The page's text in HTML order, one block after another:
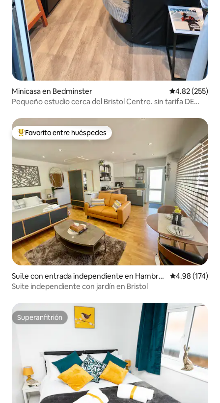
Minicasa en Bedminster Calificación
4.82 (255)
Pequeño estudio cerca del Bristol Centre. sin tarifa DE
De los mejores en Favorito entre huéspedes
Favorito entre huéspedes
Suite con entrada independiente en Hambro
ok
Calificación
4.98 (174)
Suite independiente con jardín en Bristol
Superanfitrión
Superanfitrión